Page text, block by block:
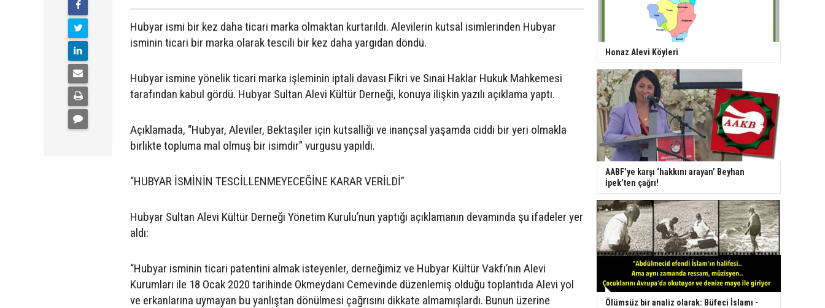
Hubyar ismi bir kez daha ticari marka olmaktan kurtarıldı. Alevilerin kutsal isimlerinden Hubyar
isminin ticari bir marka olarak tescili bir kez daha yargıdan döndü.
Hubyar ismine yönelik ticari marka işleminin iptali davası Fikri ve Sınai Haklar Hukuk Mahkemesi
tarafından kabul gördü. Hubyar Sultan Alevi Kültür Derneği, konuya ilişkin yazılı açıklama yaptı.
Açıklamada, “Hubyar, Aleviler, Bektaşiler için kutsallığı ve inançsal yaşamda ciddi bir yeri olmakla
birlikte topluma mal olmuş bir isimdir” vurgusu yapıldı.
“HUBYAR İSMİNİN TESCİLLENMEYECEĞİNE KARAR VERİLDİ”
Hubyar Sultan Alevi Kültür Derneği Yönetim Kurulu’nun yaptığı açıklamanın devamında şu ifadeler yer
aldı:
“Hubyar isminin ticari patentini almak isteyenler, derneğimiz ve Hubyar Kültür Vakfı’nın Alevi
Kurumları ile 18 Ocak 2020 tarihinde Okmeydanı Cemevinde düzenlemiş olduğu toplantıda Alevi yol
ve erkanlarına uymayan bu yanlıştan dönülmesi çağrısını dikkate almamışlardı. Bunun üzerine
Honaz Alevi Köyleri
AABF’ye karşı ‘hakkını arayan’ Beyhan
İpek’ten çağrı!
Ölümsüz bir analiz olarak: Büfeci İslamı -